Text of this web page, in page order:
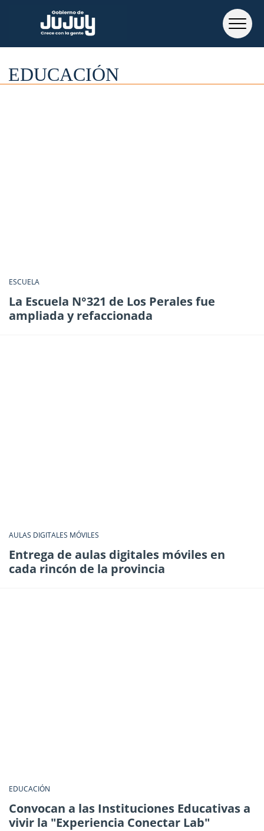
EDUCACIÓN
ESCUELA
La Escuela N°321 de Los Perales fue
ampliada y refaccionada
AULAS DIGITALES MÓVILES
Entrega de aulas digitales móviles en
cada rincón de la provincia
EDUCACIÓN
Convocan a las Instituciones Educativas a
vivir la "Experiencia Conectar Lab"